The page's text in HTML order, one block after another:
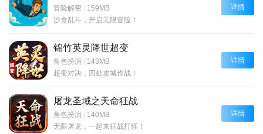
冒险解密 | 159MB
沙盒乱斗，开启无限冒险！
详情
锦竹英灵降世超变
角色扮演 | 143MB
超变对决，四处攻城作战！
详情
屠龙圣域之天命狂战
角色扮演 | 140MB
无限屠龙，一起来征战打怪！
详情